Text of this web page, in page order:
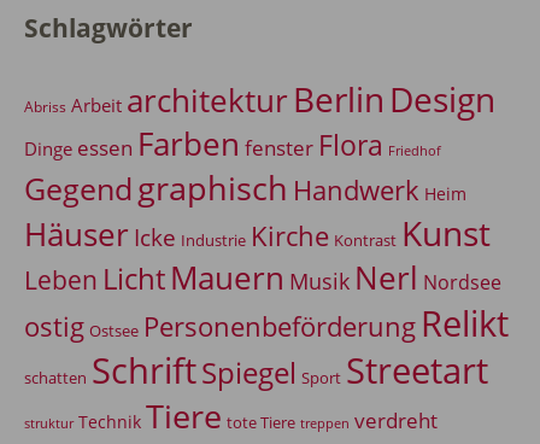
Schlagwörter
Abriss Arbeit architekturBerlin Design
Dinge essen Farben fenster Flora Friedhof
Gegendgraphisch Handwerk Heim
Häuser Icke Industrie Kirche Kontrast Kunst
Leben LichtMauern Musik Nerl Nordsee
ostig Ostsee Personenbeförderung Relikt
schatten SchriftSpiegel Sport Streetart
struktur Technik Tiere tote Tiere treppen verdreht